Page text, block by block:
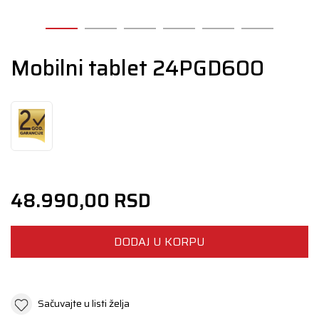
Mobilni tablet 24PGD600
48.990,00 RSD
DODAJ U KORPU
Sačuvajte u listi želja